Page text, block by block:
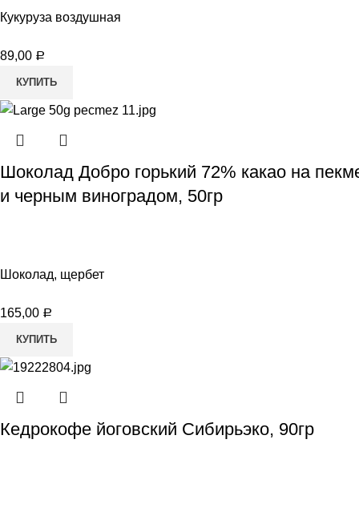
Кукуруза воздушная
89,00 Р
КУПИТЬ
Шоколад Добро горький 72% какао на
и черным виноградом, 50гр
Шоколад, щербет
165,00 Р
КУПИТЬ
Кедрокофе йоговский Сибирьэко, 90гр